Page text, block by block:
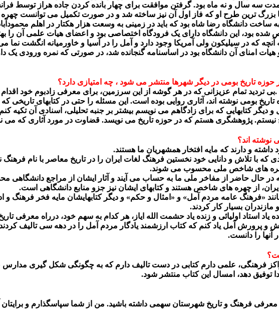
ترین طرح او که فاز اول آن نیز ساخته شد و در صورت تکمیل می توانست چهره
دانشگاه رضا شاه بود که باید در زمینی به وسعت هزار هکتار در اهلم محمودآباد
این دانشگاه دارای یک فرودگاه اختصاصی بود و اعضای هیات علمی آن را
که در سیلیکون ولی آمریکا وجود دارد و آمل را در آسیا و خاورمیانه انگشت نما
امنای آن دانشگاه بود در اساسنامه گنجانده شد، در صورتی که نمره ورودی یک
حوزه تاریخ بومی در دیگر شهرها منتشر می شود ، چه امتیازی دارد؟
تمام عزیزانی که در هر گوشه از این سرزمین، برای معرفی زادبوم خود اقدام
تاریخ بومی نوشته اند، آثاری روایی بوده است. این مسئله را حتی در کتابهای
کتابهایی که برای زادگاهم می نویسم بیشتر بر جنبه تحلیلی، اسنادی آن تکیه
نیستم. پژوهشگری هستم که در حوزه تاریخ می نویسد. قضاوت در مورد آثاری که
نوشته اند؟
و دارند که مایه افتخار همشهریان ما هستند.
که با تلاش و دانایی خود نخستین فرهنگ لغات ایران را در تاریخ معاصر با نام
چهره های شاخص ملی محسوب می شوند.
در حال حاضر از مفاخر ملی ما به حساب می آیند و آثار ایشان از مراجع
از چهره های شاخص هستند و کتابهای ایشان نیز جزو منابع دانشگاهی است.
«فرهنگ عامه مردم آمل» و «امثال و حکم» و دیگر کتابهایشان مایه فخر فرهنگ و
بسیار کار کردند.
استاد اولیائی و زنده یاد حشمت الله ایاز، هر کدام به سهم خود، درراه معرفی
و پرورش آمل یاد کنم که کتاب ارزشمند یادگار مردم آمل را در دهه سی تالیف
آنها را دانست.
فرهنگی، علمی دارم کتابی در دست تالیف دارم که به چگونگی شکل گیری مدارس
توفیق دهد، امسال این کتاب منتشر شود.
معرفی فرهنگ و تاریخ شهرستان سهمی داشته باشید. من از شما سپاسگذارم و برایتان